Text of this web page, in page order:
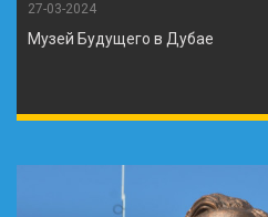
27-03-2024
Музей Будущего в Дубае